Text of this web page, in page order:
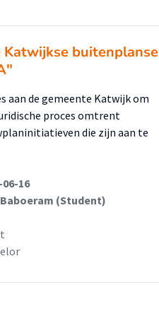
Katwijkse buitenplanse
aan de gemeente Katwijk om
proces omtrent
die zijn aan te
06-16
(Student)